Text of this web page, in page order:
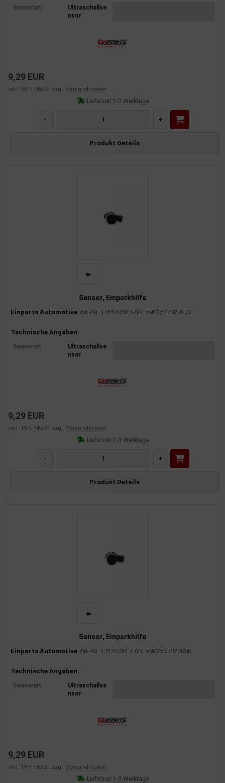
Sensorart
Ultraschallse
nsor
9,29 EUR
inkl. 19 % MwSt. zzgl. Versandkosten
Lieferzeit:1-3 Werktage
- +
Produkt Details
Sensor, Einparkhilfe
Einparts Automotive Art.-Nr.: EPPDC60 EAN: 5902537827073
Produktinformationen
Technische Angaben:
Sensorart
Ultraschallse
nsor
9,29 EUR
inkl. 19 % MwSt. zzgl. Versandkosten
Lieferzeit:1-3 Werktage
- +
Produkt Details
Sensor, Einparkhilfe
Einparts Automotive Art.-Nr.: EPPDC61 EAN: 5902537827080
Produktinformationen
Technische Angaben:
Sensorart
Ultraschallse
nsor
9,29 EUR
inkl. 19 % MwSt. zzgl. Versandkosten
Lieferzeit:1-3 Werktage